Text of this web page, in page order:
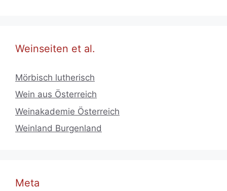
Weinseiten et al.
Mörbisch lutherisch
Wein aus Österreich
Weinakademie Österreich
Weinland Burgenland
Meta